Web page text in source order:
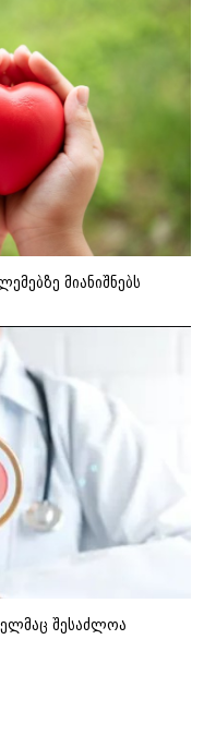
მიანიშნებს
შესაძლოა